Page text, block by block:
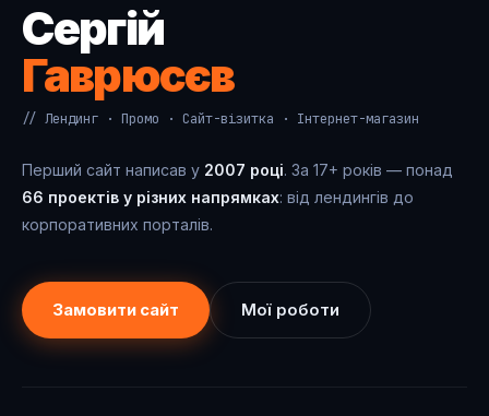
Сергій
Гаврюсєв
// Лендинг · Промо · Сайт-візитка · Інтернет-магазин
Перший сайт написав у 2007 році. За 17+ років — понад
66 проектів у різних напрямках: від лендингів до
корпоративних порталів.
Замовити сайт Мої роботи